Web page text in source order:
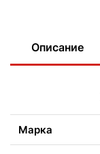
Описание
Марка